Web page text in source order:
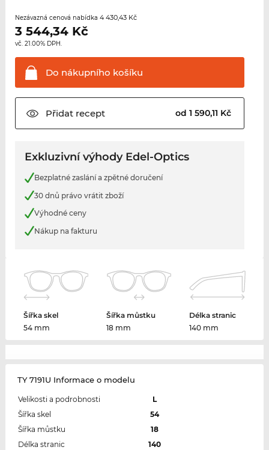
Nezávazná cenová nabídka 4 430,43 Kč
3 544,34Kč
vč. 21.00% DPH.
Do nákupního košíku
Přidatrecept od 1 590,11 Kč
Exkluzivní výhody Edel-Optics
Bezplatné zaslání a zpětné doručení
30 dnů právo vrátit zboží
Výhodné ceny
Nákup na fakturu
Šířka skel
54 mm
Šířka můstku
18 mm
Délka stranic
140 mm
TY 7191U Informace o modelu
Velikosti a podrobnosti
L
Šířka skel
54
Šířka můstku
18
Délka stranic
140